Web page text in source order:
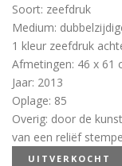
Soort: zeefdruk
Medium:
1 kleur zeefdruk
Afmetingen: 46 x 61
Jaar: 2013
Oplage: 85
Overig: door de
van een reliëf
UITVERKOCHT